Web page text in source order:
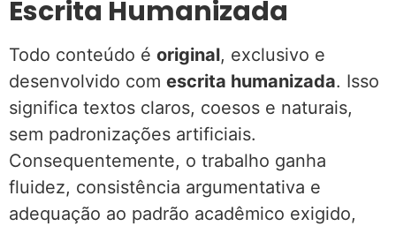
Escrita Humanizada
Todo conteúdo é original, exclusivo e
desenvolvido com escrita humanizada. Isso
significa textos claros, coesos e naturais,
sem padronizações artificiais.
Consequentemente, o trabalho ganha
fluidez, consistência argumentativa e
adequação ao padrão acadêmico exigido,